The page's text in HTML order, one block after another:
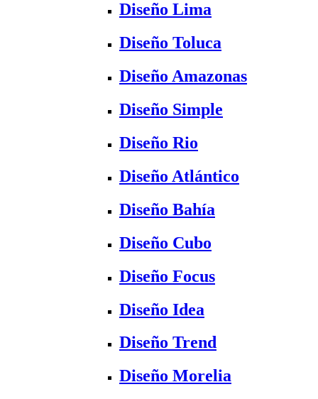
Diseño Lima
Diseño Toluca
Diseño Amazonas
Diseño Simple
Diseño Rio
Diseño Atlántico
Diseño Bahía
Diseño Cubo
Diseño Focus
Diseño Idea
Diseño Trend
Diseño Morelia